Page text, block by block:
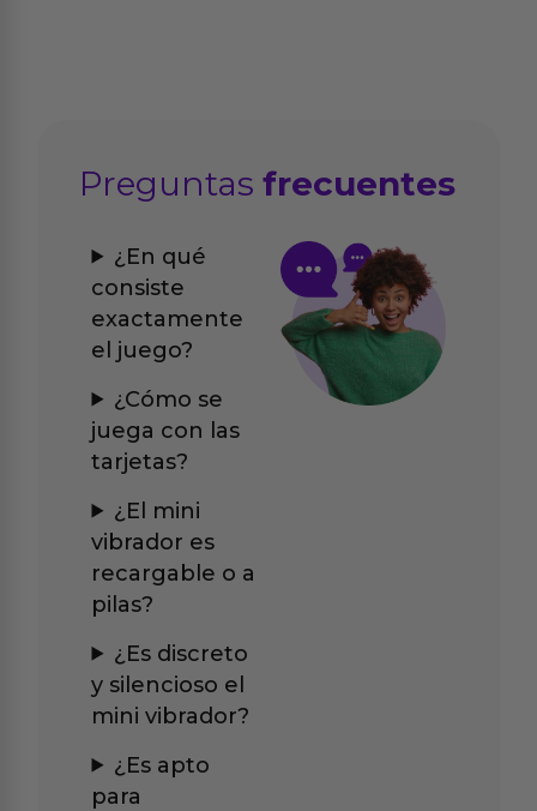
Preguntasfrecuentes
¿En qué
consiste
exactamente
el juego?
¿Cómo se
juega con las
tarjetas?
¿El mini
vibrador es
recargable o a
pilas?
¿Es discreto
y silencioso el
mini vibrador?
¿Es apto
para